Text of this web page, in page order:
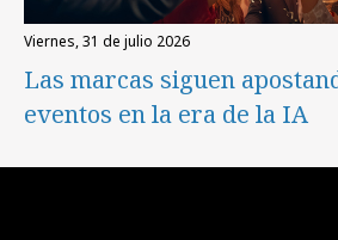
viernes, 31 de julio 2026
Las marcas siguen
eventos en la era de la IA